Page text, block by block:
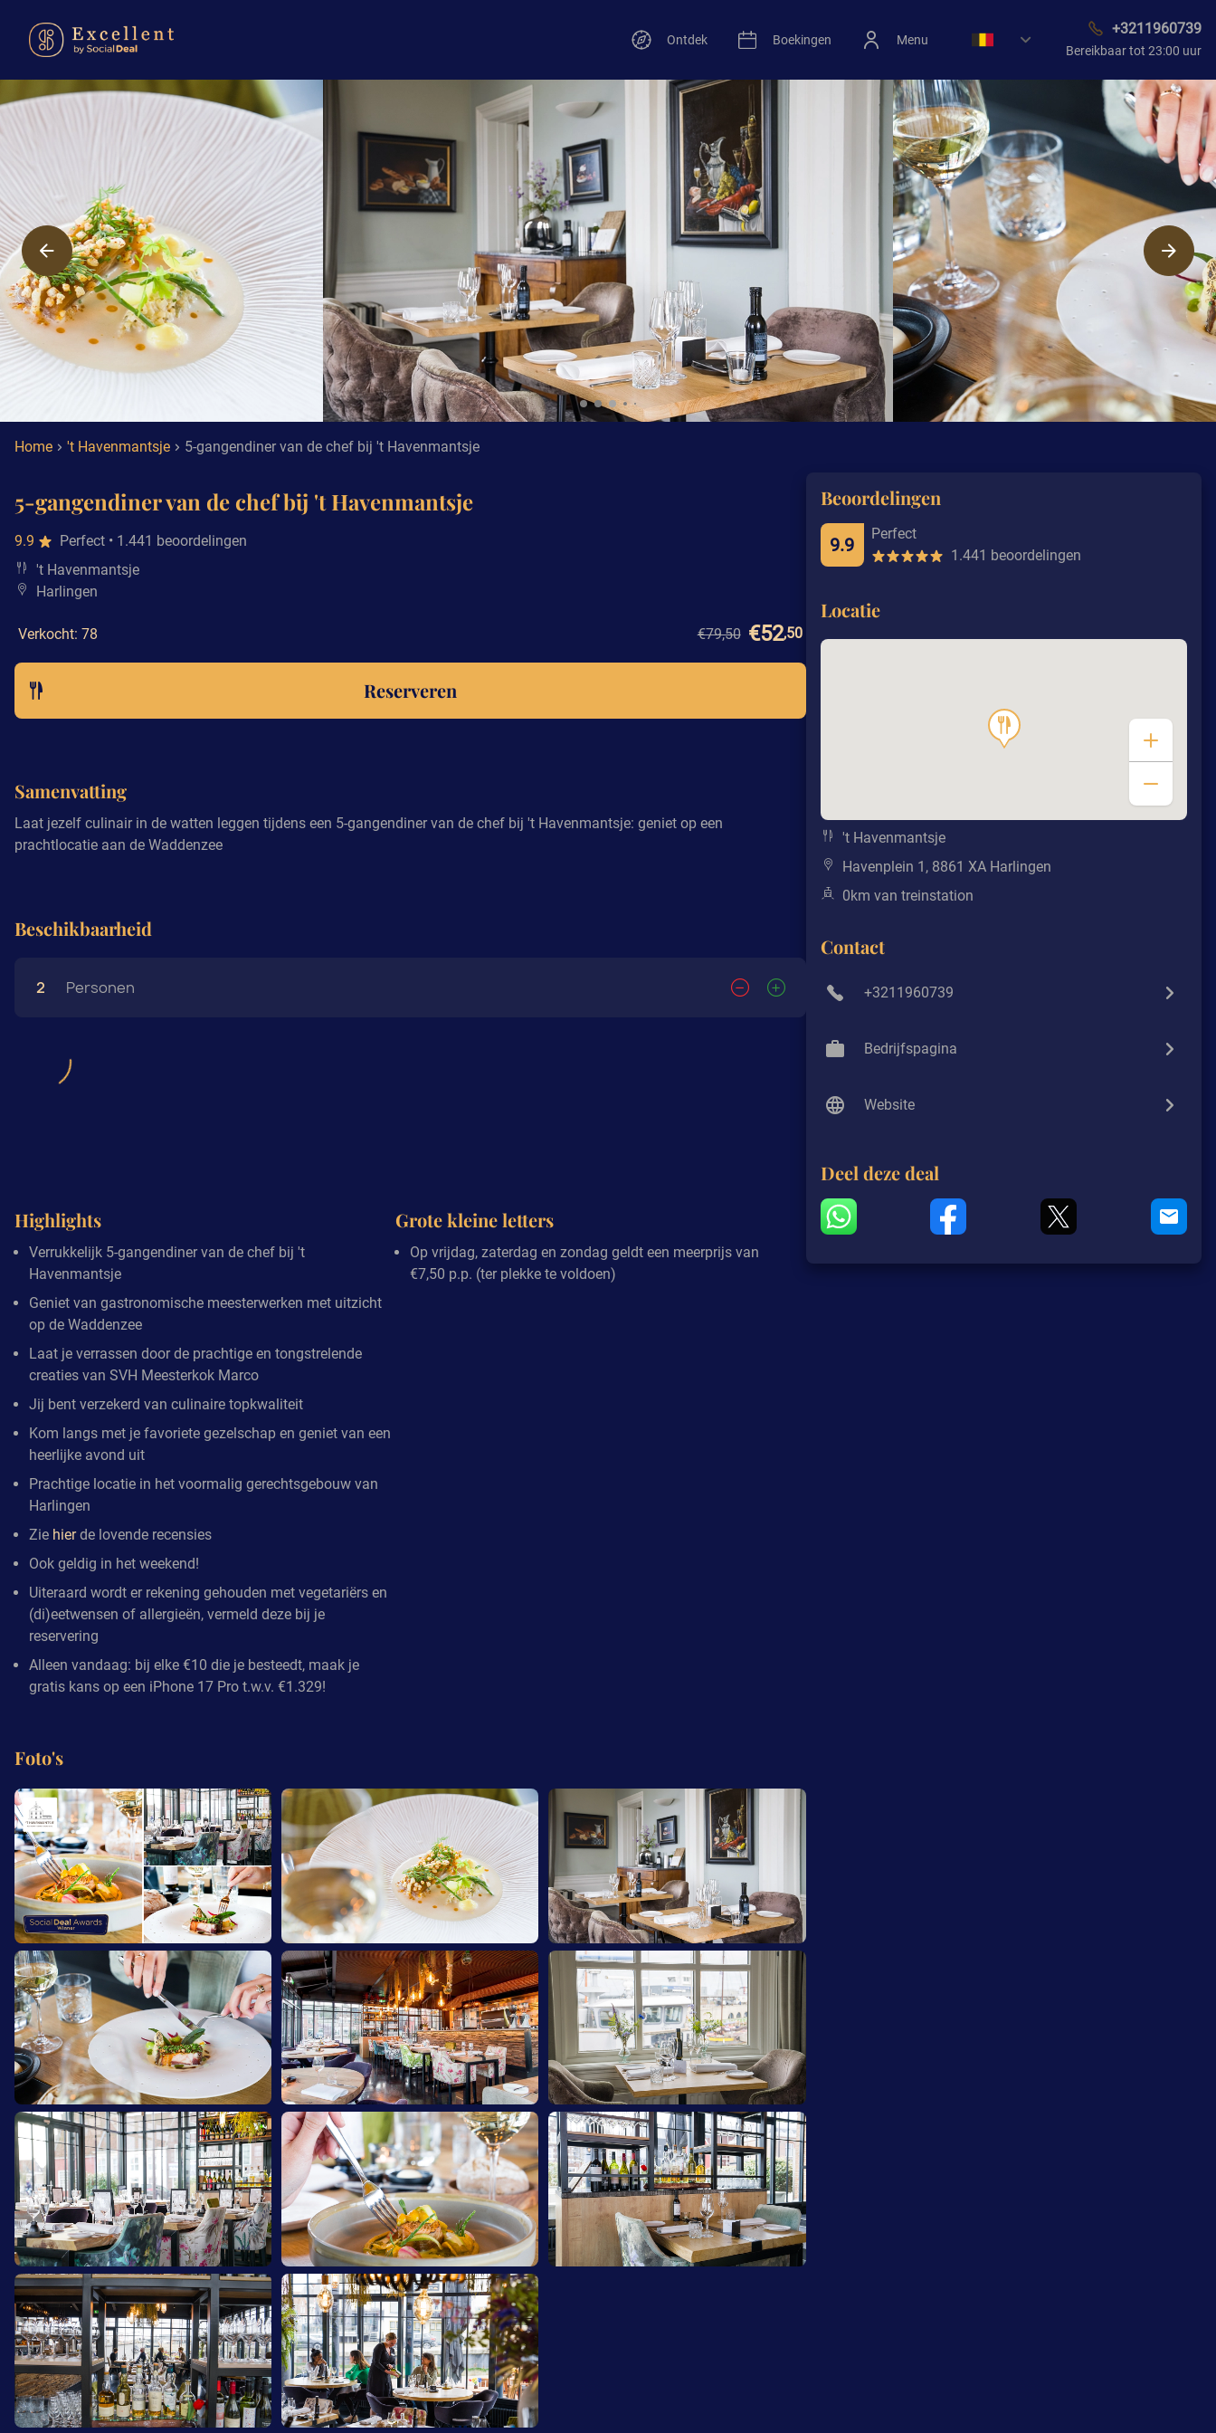
Ontdek Boekingen Menu
+3211960739
Bereikbaar tot 23:00 uur
Home 't Havenmantsje 5-gangendiner van de chef bij 't Havenmantsje
5-gangendiner van de chef bij 't Havenmantsje
9.9 Perfect • 1.441 beoordelingen
't Havenmantsje
Harlingen
Verkocht: 78 €79,50 €52,50
Reserveren
Samenvatting
Laat jezelf culinair in de watten leggen tijdens een 5-gangendiner van de chef bij 't Havenmantsje: geniet op een
prachtlocatie aan de Waddenzee
Beschikbaarheid
2 Personen
Highlights
Verrukkelijk 5-gangendiner van de chef bij 't
Havenmantsje
Geniet van gastronomische meesterwerken met uitzicht
op de Waddenzee
Laat je verrassen door de prachtige en tongstrelende
creaties van SVH Meesterkok Marco
Jij bent verzekerd van culinaire topkwaliteit
Kom langs met je favoriete gezelschap en geniet van een
heerlijke avond uit
Prachtige locatie in het voormalig gerechtsgebouw van
Harlingen
Zie hierde lovende recensies
Ook geldig in het weekend!
Uiteraard wordt er rekening gehouden met vegetariërs en
(di)eetwensen of allergieën, vermeld deze bij je
reservering
Alleen vandaag: bij elke €10 die je besteedt, maak je
gratis kans op een iPhone 17 Pro t.w.v. €1.329!
Grote kleine letters
Op vrijdag, zaterdag en zondag geldt een meerprijs van
€7,50 p.p. (ter plekke te voldoen)
Foto's
Beoordelingen
9.9
Perfect
1.441 beoordelingen
Locatie
't Havenmantsje
Havenplein 1, 8861 XA Harlingen
0km van treinstation
Contact
+3211960739
Bedrijfspagina
Website
Deel deze deal